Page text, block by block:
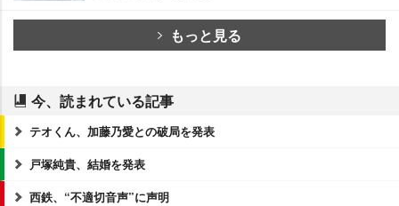
もっと見る
今、読まれている記事
テオくん、加藤乃愛との破局を発表
戸塚純貴、結婚を発表
西鉄、“不適切音声”に声明